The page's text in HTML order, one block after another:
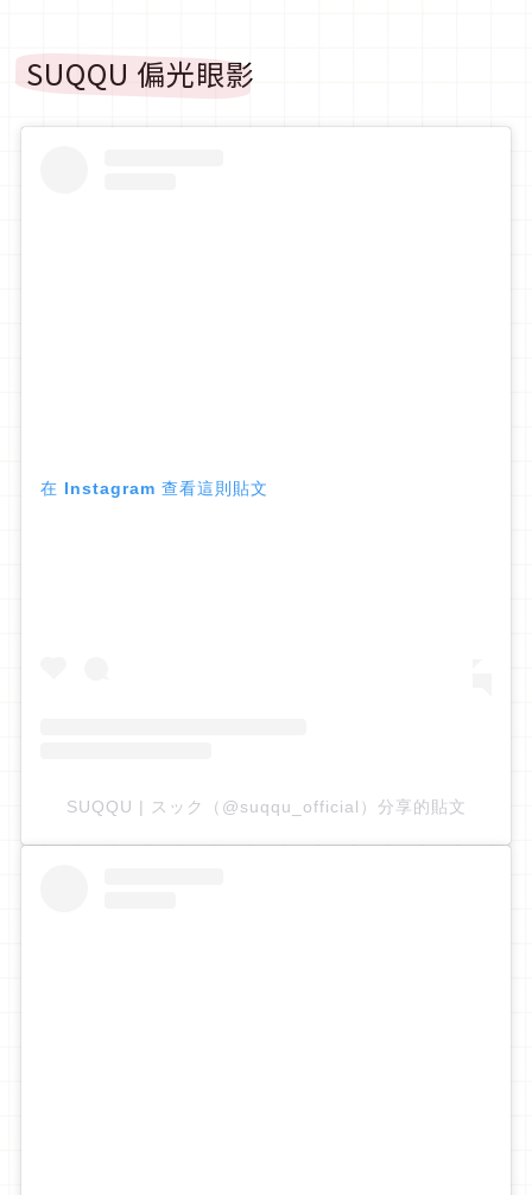
SUQQU 偏光眼影
在 Instagram 查看這則貼文
SUQQU | スック（@suqqu_official）分享的貼文